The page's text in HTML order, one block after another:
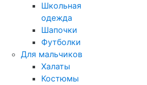
Школьная
одежда
Шапочки
Футболки
Для мальчиков
Халаты
Костюмы